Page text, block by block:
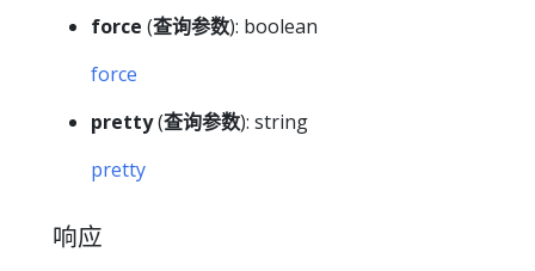
force (查询参数): boolean
force
pretty(查询参数): string
pretty
响应